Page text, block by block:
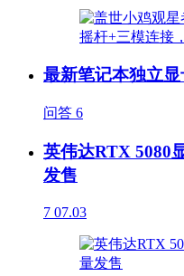
最新笔记本独立显
问答 6
英伟达RTX 5080
发售
7 07.03